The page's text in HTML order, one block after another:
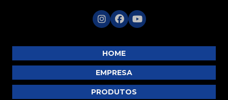
HOME
EMPRESA
PRODUTOS